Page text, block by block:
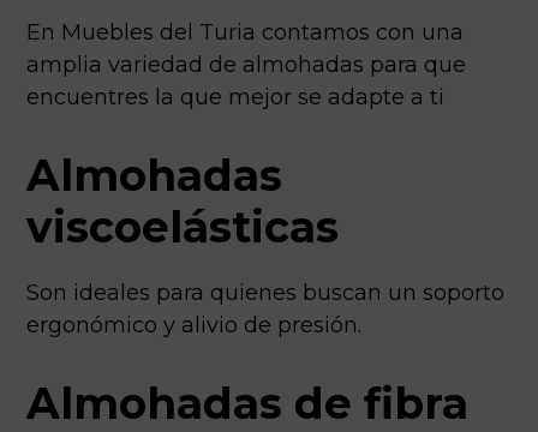
En Muebles del Turia contamos con una
amplia variedad de almohadas para que
encuentres la que mejor se adapte a ti
Almohadas
viscoelásticas
Son ideales para quienes buscan un soporto
ergonómico y alivio de presión.
Almohadas de fibra